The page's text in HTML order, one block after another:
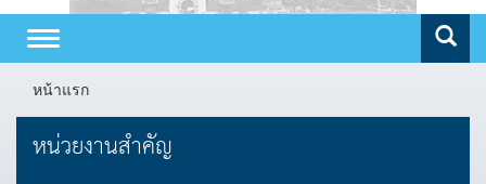
Toggle
navigation
หน้าแรก
หน่วยงานสำคัญ